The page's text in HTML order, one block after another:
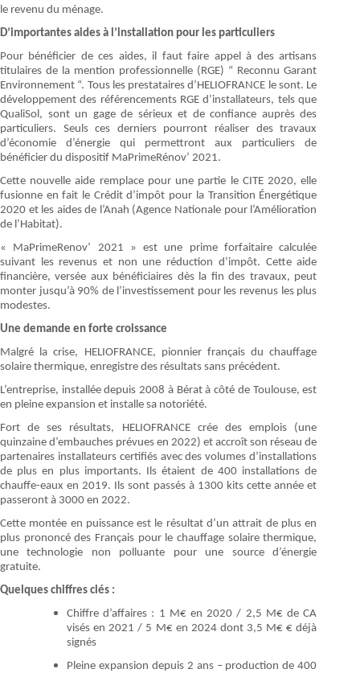
le revenu du ménage.
D’importantes aides à l’installation pour les particuliers
Pour bénéficier de ces aides, il faut faire appel à des artisans
titulaires de la mention professionnelle (RGE) “ Reconnu Garant
Environnement “. Tous les prestataires d’HELIOFRANCE le sont. Le
développement des référencements RGE d’installateurs, tels que
QualiSol, sont un gage de sérieux et de confiance auprès des
particuliers. Seuls ces derniers pourront réaliser des travaux
d’économie d’énergie qui permettront aux particuliers de
bénéficier du dispositif MaPrimeRénov’ 2021.
Cette nouvelle aide remplace pour une partie le CITE 2020, elle
fusionne en fait le Crédit d’impôt pour la Transition Énergétique
2020 et les aides de l’Anah (Agence Nationale pour l’Amélioration
de l’Habitat).
« MaPrimeRenov’ 2021 » est une prime forfaitaire calculée
suivant les revenus et non une réduction d’impôt. Cette aide
financière, versée aux bénéficiaires dès la fin des travaux, peut
monter jusqu’à 90% de l’investissement pour les revenus les plus
modestes.
Une demande en forte croissance
Malgré la crise, HELIOFRANCE, pionnier français du chauffage
solaire thermique, enregistre des résultats sans précédent.
L’entreprise, installée depuis 2008 à Bérat à côté de Toulouse, est
en pleine expansion et installe sa notoriété.
Fort de ses résultats, HELIOFRANCE crée des emplois (une
quinzaine d’embauches prévues en 2022) et accroît son réseau de
partenaires installateurs certifiés avec des volumes d’installations
de plus en plus importants. Ils étaient de 400 installations de
chauffe-eaux en 2019. Ils sont passés à 1300 kits cette année et
passeront à 3000 en 2022.
Cette montée en puissance est le résultat d’un attrait de plus en
plus prononcé des Français pour le chauffage solaire thermique,
une technologie non polluante pour une source d’énergie
gratuite.
Quelques chiffres clés :
Chiffre d’affaires : 1 M€ en 2020 / 2,5 M€ de CA
visés en 2021 / 5 M€ en 2024 dont 3,5 M€ € déjà
signés
Pleine expansion depuis 2 ans – production de 400